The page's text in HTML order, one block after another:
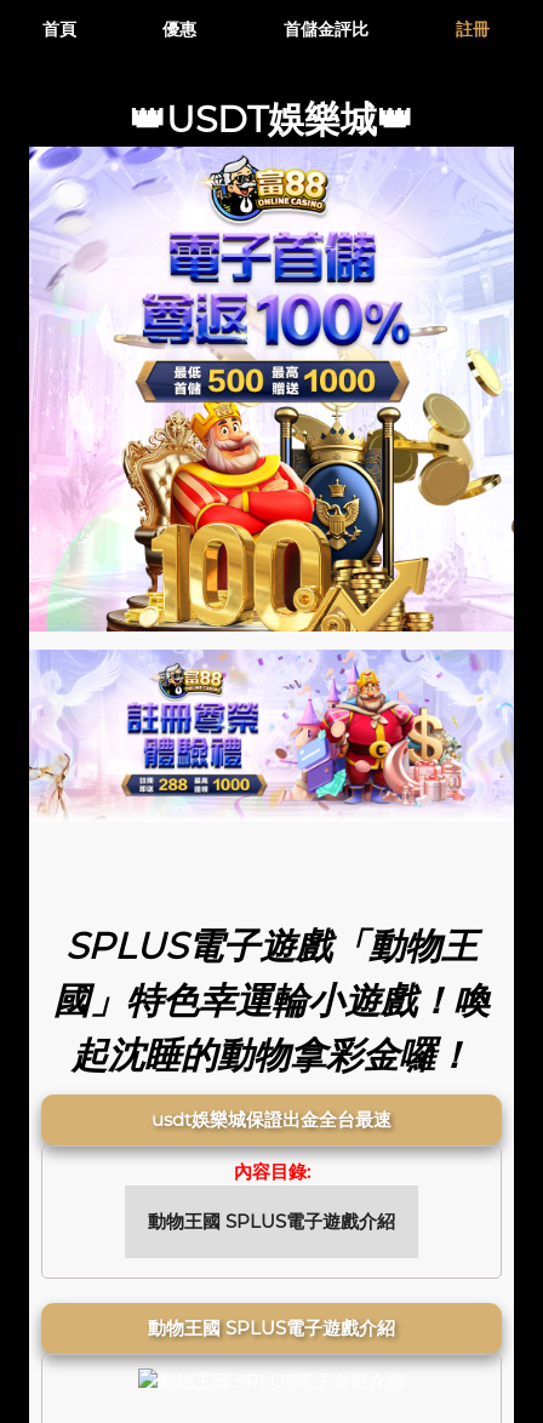
首頁 優惠 首儲金評比 註冊
👑USDT娛樂城👑
SPLUS電子遊戲「動物王
國」特色幸運輪小遊戲！喚
起沈睡的動物拿彩金囉！
usdt娛樂城保證出金全台最速
內容目錄:
動物王國 SPLUS電子遊戲介紹
動物王國 SPLUS電子遊戲介紹